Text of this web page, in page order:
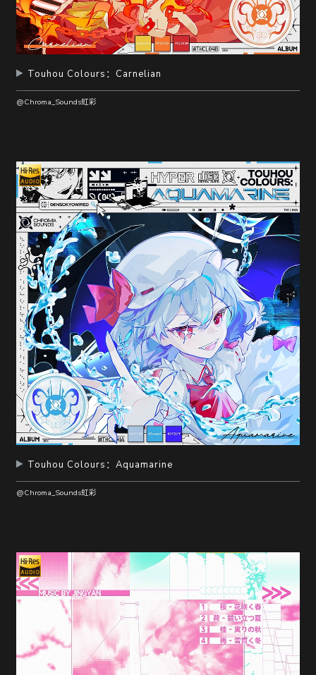
Touhou Colours：Carnelian
@Chroma_Sounds虹彩
Touhou Colours：Aquamarine
@Chroma_Sounds虹彩